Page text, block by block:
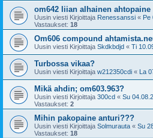
om642 liian alhainen ahtopaine
Uusin viesti Kirjoittaja Renessanssi « Pe
Vastaukset: 18
Om606 compound
Uusin viesti Kirjoittaja Skdkbdjd « Ti
Turbossa vikaa?
Uusin viesti Kirjoittaja w212350cdi « La
Mikä ahdin; om603.963?
Uusin viesti Kirjoittaja 300cd « Su
Vastaukset: 2
Mihin pakopaine anturi???
Uusin viesti Kirjoittaja Solmurauta « Su
Vastaukset: 18